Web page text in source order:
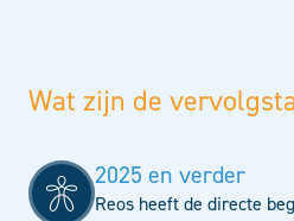
Wat zijn de
2025 en verder
Reos heeft de directe